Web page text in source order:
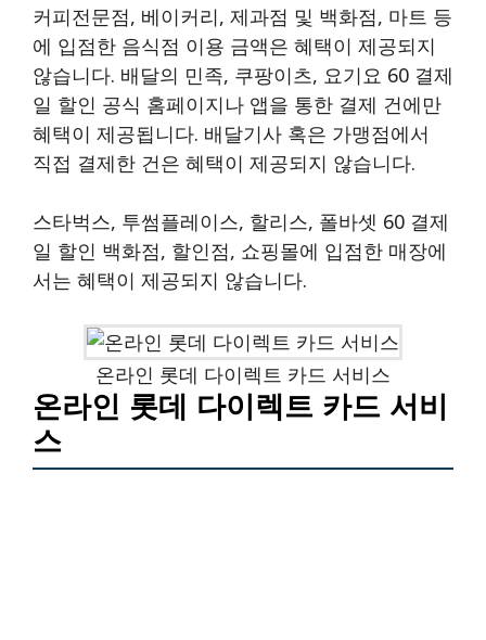
커피전문점, 베이커리, 제과점 및 백화점, 마트 등
에 입점한 음식점 이용 금액은 혜택이 제공되지
않습니다. 배달의 민족, 쿠팡이츠, 요기요 60 결제
일 할인 공식 홈페이지나 앱을 통한 결제 건에만
혜택이 제공됩니다. 배달기사 혹은 가맹점에서
직접 결제한 건은 혜택이 제공되지 않습니다.
스타벅스, 투썸플레이스, 할리스, 폴바셋 60 결제
일 할인 백화점, 할인점, 쇼핑몰에 입점한 매장에
서는 혜택이 제공되지 않습니다.
온라인 롯데 다이렉트 카드 서비스
온라인 롯데 다이렉트 카드 서비
스